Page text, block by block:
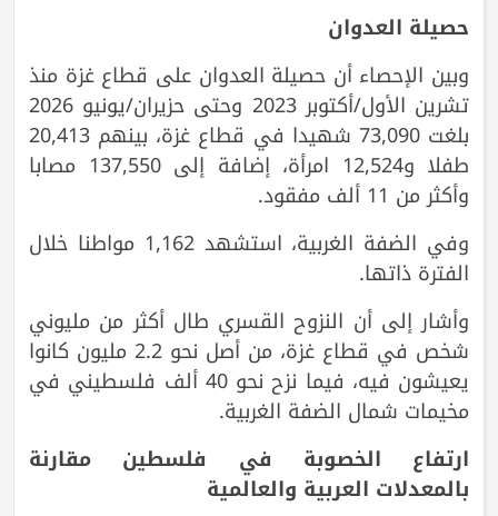
حصيلة العدوان
وبين الإحصاء أن حصيلة العدوان على قطاع غزة منذ
تشرين الأول/أكتوبر 2023 وحتى حزيران/يونيو 2026
بلغت 73,090 شهيدا في قطاع غزة، بينهم 20,413
طفلا و12,524 امرأة، إضافة إلى 137,550 مصابا
وأكثر من 11 ألف مفقود.
وفي الضفة الغربية، استشهد 1,162 مواطنا خلال
الفترة ذاتها.
وأشار إلى أن النزوح القسري طال أكثر من مليوني
شخص في قطاع غزة، من أصل نحو 2.2 مليون كانوا
يعيشون فيه، فيما نزح نحو 40 ألف فلسطيني في
مخيمات شمال الضفة الغربية.
ارتفاع الخصوبة في فلسطين مقارنة
بالمعدلات العربية والعالمية